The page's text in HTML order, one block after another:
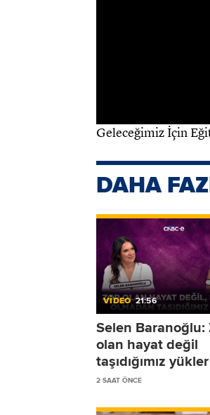
Geleceğimiz İçin
DAHA
VİDEO 21:56
Selen Baranoğlu:
olan hayat değil
taşıdığımız yükler
2 SAAT ÖNCE